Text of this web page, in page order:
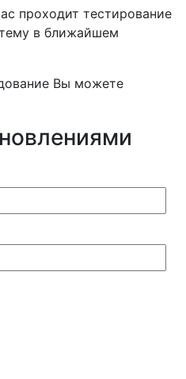
проходит тестирование
в ближайшем
Вы можете